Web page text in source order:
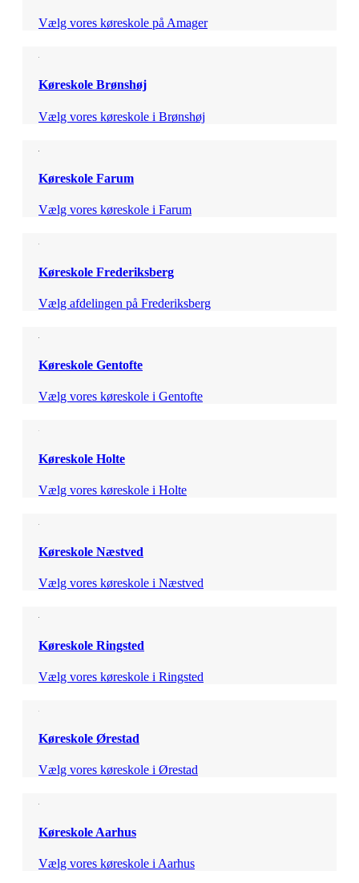
Vælg vores køreskole på Amager
Køreskole Brønshøj
Vælg vores køreskole i Brønshøj
Køreskole Farum
Vælg vores køreskole i Farum
Køreskole Frederiksberg
Vælg afdelingen på Frederiksberg
Køreskole Gentofte
Vælg vores køreskole i Gentofte
Køreskole Holte
Vælg vores køreskole i Holte
Køreskole Næstved
Vælg vores køreskole i Næstved
Køreskole Ringsted
Vælg vores køreskole i Ringsted
Køreskole Ørestad
Vælg vores køreskole i Ørestad
Køreskole Aarhus
Vælg vores køreskole i Aarhus